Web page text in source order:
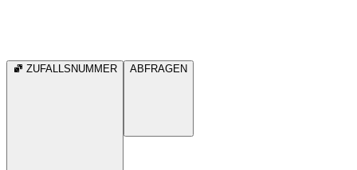
ZUFALLSNUMMER ABFRAGEN